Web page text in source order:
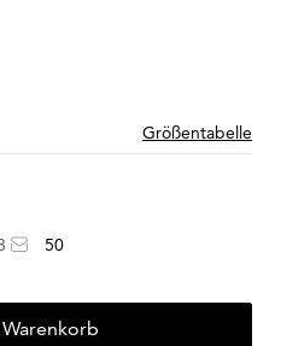
Größentabelle
50